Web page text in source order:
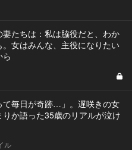
妻たちは：私は脇役だと、わか
。女はみんな、主役になりたい
て毎日が奇跡…」。遅咲きの女
りか語った35歳のリアルが泣け
ル